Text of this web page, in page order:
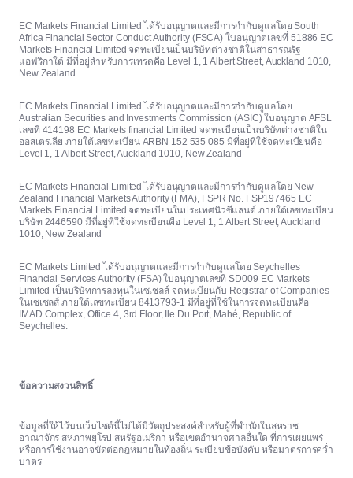
EC Markets Financial Limited ได้รับอนุญาตและมีการกำกับดูแลโดย South
Africa Financial Sector Conduct Authority (FSCA) ใบอนุญาตเลขที่ 51886 EC
Markets Financial Limited จดทะเบียนเป็นบริษัทต่างชาติในสาธารณรัฐ
แอฟริกาใต้ มีที่อยู่สำหรับการเทรดคือ Level 1, 1 Albert Street, Auckland 1010,
New Zealand
EC Markets Financial Limited ได้รับอนุญาตและมีการกำกับดูแลโดย
Australian Securities and Investments Commission (ASIC) ใบอนุญาต AFSL
เลขที่ 414198 EC Markets financial Limited จดทะเบียนเป็นบริษัทต่างชาติใน
ออสเตรเลีย ภายใต้เลขทะเบียน ARBN 152 535 085 มีที่อยู่ที่ใช้จดทะเบียนคือ
Level 1, 1 Albert Street, Auckland 1010, New Zealand
EC Markets Financial Limited ได้รับอนุญาตและมีการกำกับดูแลโดย New
Zealand Financial Markets Authority (FMA), FSPR No. FSP197465 EC
Markets Financial Limited จดทะเบียนในประเทศนิวซีแลนด์ ภายใต้เลขทะเบียน
บริษัท 2446590 มีที่อยู่ที่ใช้จดทะเบียนคือ Level 1, 1 Albert Street, Auckland
1010, New Zealand
EC Markets Limited ได้รับอนุญาตและมีการกำกับดูแลโดย Seychelles
Financial Services Authority (FSA) ใบอนุญาตเลขที่ SD009 EC Markets
Limited เป็นบริษัทการลงทุนในเซเชลส์ จดทะเบียนกับ Registrar of Companies
ในเซเชลส์ ภายใต้เลขทะเบียน 8413793-1 มีที่อยู่ที่ใช้ในการจดทะเบียนคือ
IMAD Complex, Office 4, 3rd Floor, Ile Du Port, Mahé, Republic of
Seychelles.
ข้อความสงวนสิทธิ์
ข้อมูลที่ให้ไว้บนเว็บไซต์นี้ไม่ได้มีวัตถุประสงค์สำหรับผู้ที่พำนักในสหราช
อาณาจักร สหภาพยุโรป สหรัฐอเมริกา หรือเขตอำนาจศาลอื่นใด ที่การเผยแพร่
หรือการใช้งานอาจขัดต่อกฎหมายในท้องถิ่น ระเบียบข้อบังคับ หรือมาตรการคว่ำ
บาตร